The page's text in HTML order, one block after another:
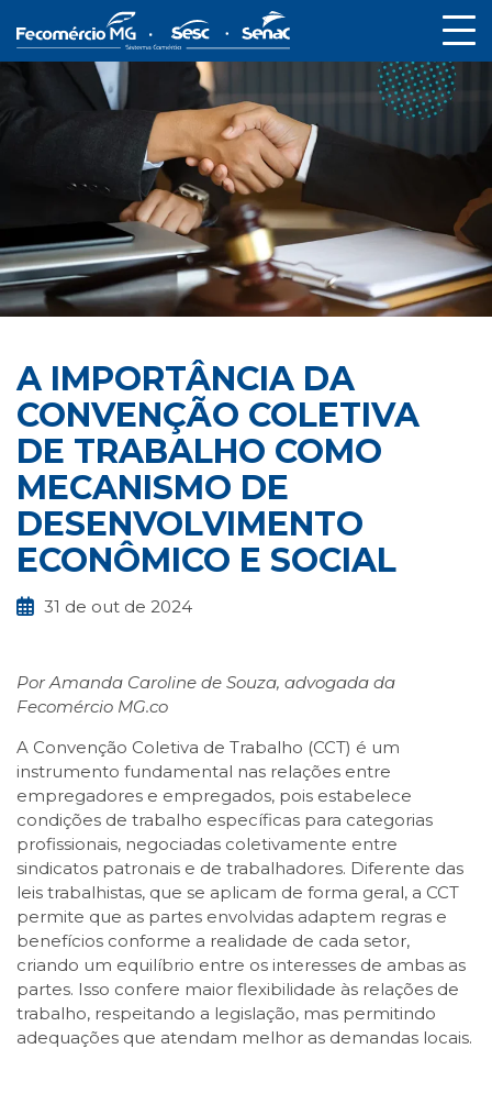
A IMPORTÂNCIA DA
CONVENÇÃO COLETIVA
DE TRABALHO COMO
MECANISMO DE
DESENVOLVIMENTO
ECONÔMICO E SOCIAL
31 de out de 2024
Por Amanda Caroline de Souza, advogada da
Fecomércio MG.co
A Convenção Coletiva de Trabalho (CCT) é um
instrumento fundamental nas relações entre
empregadores e empregados, pois estabelece
condições de trabalho específicas para categorias
profissionais, negociadas coletivamente entre
sindicatos patronais e de trabalhadores. Diferente das
leis trabalhistas, que se aplicam de forma geral, a CCT
permite que as partes envolvidas adaptem regras e
benefícios conforme a realidade de cada setor,
criando um equilíbrio entre os interesses de ambas as
partes. Isso confere maior flexibilidade às relações de
trabalho, respeitando a legislação, mas permitindo
adequações que atendam melhor as demandas locais.